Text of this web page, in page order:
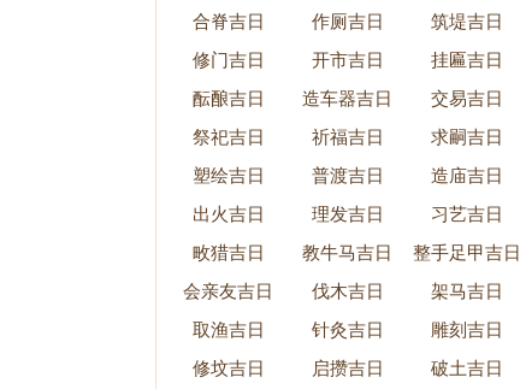
合脊吉日
作厕吉日 筑堤吉日
修门吉日
开市吉日 挂匾吉日
酝酿吉日
造车器吉日 交易吉日
祭祀吉日
祈福吉日 求嗣吉日
塑绘吉日
普渡吉日 造庙吉日
出火吉日
理发吉日 习艺吉日
畋猎吉日
教牛马吉日 整手足甲吉日
会亲友吉日
伐木吉日 架马吉日
取渔吉日
针灸吉日 雕刻吉日
修坟吉日
启攒吉日 破土吉日